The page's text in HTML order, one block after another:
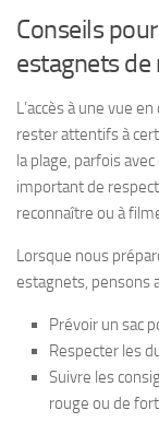
Conseils
estagnets
L’accès à une vue
rester attentifs à
la plage, parfois
important de
reconnaître ou à
Lorsque nous
estagnets, pensons
Prévoir un sac
Respecter les
Suivre les
rouge ou de